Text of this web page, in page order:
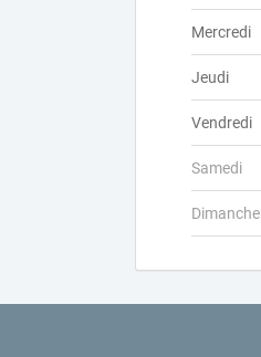
Mercredi
Jeudi
Vendredi
Samedi
Dimanche